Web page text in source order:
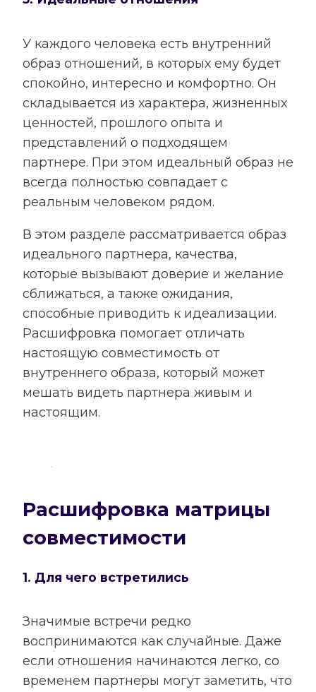
У каждого человека есть внутренний
образ отношений, в которых ему будет
спокойно, интересно и комфортно. Он
складывается из характера, жизненных
ценностей, прошлого опыта и
представлений о подходящем
партнере. При этом идеальный образ не
всегда полностью совпадает с
реальным человеком рядом.
В этом разделе рассматривается образ
идеального партнера, качества,
которые вызывают доверие и желание
сближаться, а также ожидания,
способные приводить к идеализации.
Расшифровка помогает отличать
настоящую совместимость от
внутреннего образа, который может
мешать видеть партнера живым и
настоящим.
Расшифровка матрицы
совместимости
1. Для чего встретились
Значимые встречи редко
воспринимаются как случайные. Даже
если отношения начинаются легко, со
временем партнеры могут заметить, что